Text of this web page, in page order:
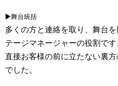
▶舞台統括
多くの方と連絡を取り、舞台
テージマネージャーの役割です
直接お客様の前に立たない裏
でした。